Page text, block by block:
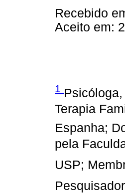
Recebido
Aceito em:
1
Terapia
Espanha;
pela
USP;